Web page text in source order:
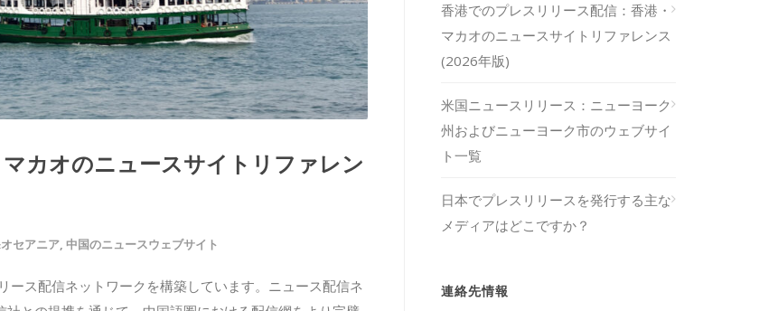
カオのニュースサイトリファレン
セアニア, 中国のニュースウェブサイト
ース配信ネットワークを構築しています。ニュース配信ネ
香港でのプレスリリース配信：香港・
マカオのニュースサイトリファレンス
(2026年版)
米国ニュースリリース：ニューヨーク
州およびニューヨーク市のウェブサイ
ト一覧
日本でプレスリリースを発行する主な
メディアはどこですか？
連絡先情報